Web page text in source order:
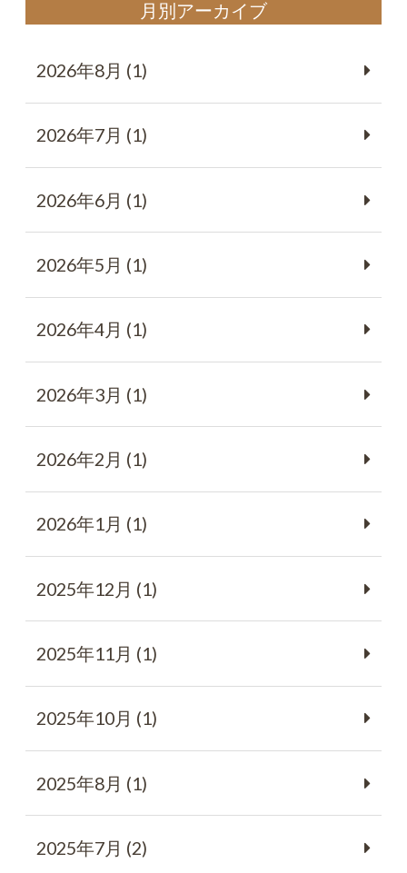
月別アーカイブ
2026年8月 (1)
2026年7月 (1)
2026年6月 (1)
2026年5月 (1)
2026年4月 (1)
2026年3月 (1)
2026年2月 (1)
2026年1月 (1)
2025年12月 (1)
2025年11月 (1)
2025年10月 (1)
2025年8月 (1)
2025年7月 (2)